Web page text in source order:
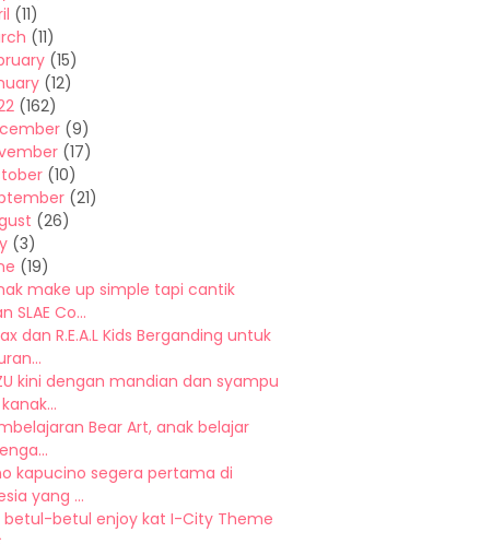
(11)
(11)
(15)
(12)
(162)
(9)
(17)
(10)
(21)
(26)
(3)
(19)
make up simple tapi cantik
SLAE Co...
dan R.E.A.L Kids Berganding untuk
kini dengan mandian dan syampu
Bear Art, anak belajar
kapucino segera pertama di
yang ...
betul-betul enjoy kat I-City Theme